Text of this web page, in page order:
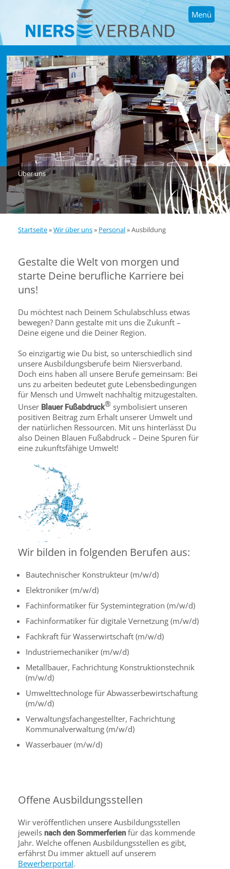
Menü
Über uns
Startseite»Wir über uns» Personal»Ausbildung
Gestalte die Welt von morgen und
starte Deine berufliche Karriere bei
uns!
Du möchtest nach Deinem Schulabschluss etwas
bewegen? Dann gestalte mit uns die Zukunft –
Deine eigene und die Deiner Region.
So einzigartig wie Du bist, so unterschiedlich sind
unsere Ausbildungsberufe beim Niersverband.
Doch eins haben all unsere Berufe gemeinsam: Bei
uns zu arbeiten bedeutet gute Lebensbedingungen
für Mensch und Umwelt nachhaltig mitzugestalten.
Unser Blauer Fußabdruck® symbolisiert unseren
positiven Beitrag zum Erhalt unserer Umwelt und
der natürlichen Ressourcen. Mit uns hinterlässt Du
also Deinen Blauen Fußabdruck – Deine Spuren für
eine zukunftsfähige Umwelt!
Wir bilden in folgenden Berufen aus:
Bautechnischer Konstrukteur (m/w/d)
Elektroniker (m/w/d)
Fachinformatiker für Systemintegration (m/w/d)
Fachinformatiker für digitale Vernetzung (m/w/d)
Fachkraft für Wasserwirtschaft (m/w/d)
Industriemechaniker (m/w/d)
Metallbauer, Fachrichtung Konstruktionstechnik
(m/w/d)
Umwelttechnologe für Abwasserbewirtschaftung
(m/w/d)
Verwaltungsfachangestellter, Fachrichtung
Kommunalverwaltung (m/w/d)
Wasserbauer (m/w/d)
Offene Ausbildungsstellen
Wir veröffentlichen unsere Ausbildungsstellen
jeweils nach den Sommerferien für das kommende
Jahr. Welche offenen Ausbildungsstellen es gibt,
erfährst Du immer aktuell auf unserem
Bewerberportal.